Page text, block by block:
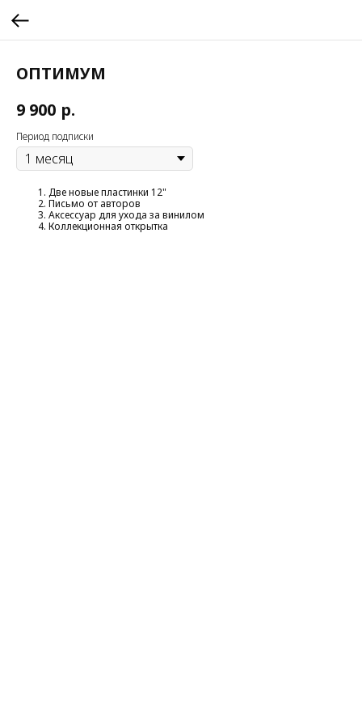
ОПТИМУМ
9 900 р.
Период подписки
Две новые пластинки 12"
Письмо от авторов
Аксессуар для ухода за винилом
Коллекционная открытка